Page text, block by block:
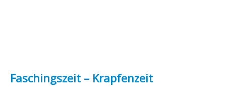
Faschingszeit – Krapfenzeit